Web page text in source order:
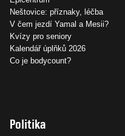
Neštovice: příznaky, léčba
V čem jezdí Yamal a Mesii?
Kvízy pro seniory
Kalendář úplňků 2026
Co je bodycount?
Politika